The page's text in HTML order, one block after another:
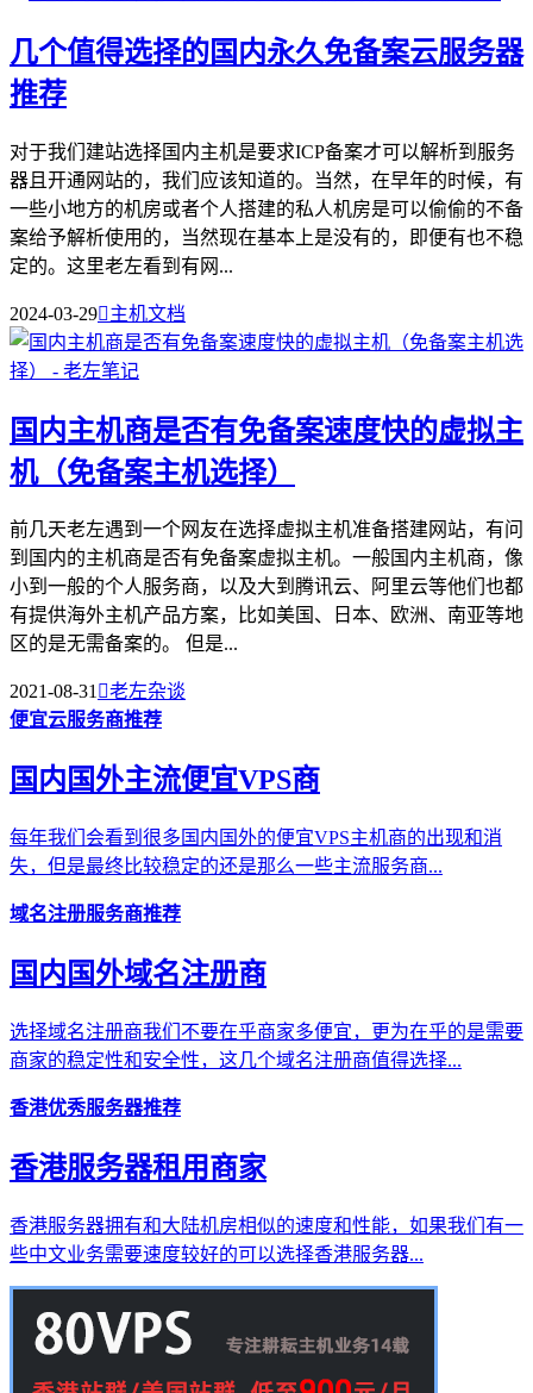
几个值得选择的国内永久免备案云服务器
推荐
对于我们建站选择国内主机是要求ICP备案才可以解析到服务
器且开通网站的，我们应该知道的。当然，在早年的时候，有
一些小地方的机房或者个人搭建的私人机房是可以偷偷的不备
案给予解析使用的，当然现在基本上是没有的，即便有也不稳
定的。这里老左看到有网...
2024-03-29主机文档
国内主机商是否有免备案速度快的虚拟主
机（免备案主机选择）
前几天老左遇到一个网友在选择虚拟主机准备搭建网站，有问
到国内的主机商是否有免备案虚拟主机。一般国内主机商，像
小到一般的个人服务商，以及大到腾讯云、阿里云等他们也都
有提供海外主机产品方案，比如美国、日本、欧洲、南亚等地
区的是无需备案的。 但是...
2021-08-31老左杂谈
便宜云服务商推荐
国内国外主流便宜VPS商
每年我们会看到很多国内国外的便宜VPS主机商的出现和消
失，但是最终比较稳定的还是那么一些主流服务商...
域名注册服务商推荐
国内国外域名注册商
选择域名注册商我们不要在乎商家多便宜，更为在乎的是需要
商家的稳定性和安全性，这几个域名注册商值得选择...
香港优秀服务器推荐
香港服务器租用商家
香港服务器拥有和大陆机房相似的速度和性能，如果我们有一
些中文业务需要速度较好的可以选择香港服务器...